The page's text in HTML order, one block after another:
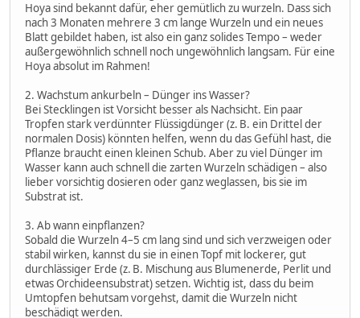
Hoya sind bekannt dafür, eher gemütlich zu wurzeln. Dass sich
nach 3 Monaten mehrere 3 cm lange Wurzeln und ein neues
Blatt gebildet haben, ist also ein ganz solides Tempo – weder
außergewöhnlich schnell noch ungewöhnlich langsam. Für eine
Hoya absolut im Rahmen!
2. Wachstum ankurbeln – Dünger ins Wasser?
Bei Stecklingen ist Vorsicht besser als Nachsicht. Ein paar
Tropfen stark verdünnter Flüssigdünger (z. B. ein Drittel der
normalen Dosis) könnten helfen, wenn du das Gefühl hast, die
Pflanze braucht einen kleinen Schub. Aber zu viel Dünger im
Wasser kann auch schnell die zarten Wurzeln schädigen – also
lieber vorsichtig dosieren oder ganz weglassen, bis sie im
Substrat ist.
3. Ab wann einpflanzen?
Sobald die Wurzeln 4–5 cm lang sind und sich verzweigen oder
stabil wirken, kannst du sie in einen Topf mit lockerer, gut
durchlässiger Erde (z. B. Mischung aus Blumenerde, Perlit und
etwas Orchideensubstrat) setzen. Wichtig ist, dass du beim
Umtopfen behutsam vorgehst, damit die Wurzeln nicht
beschädigt werden.